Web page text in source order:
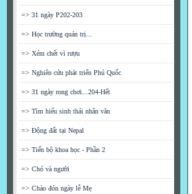
=> 31 ngày P202-203
=> Học trường quản trị...
=> Xém chết vì rượu
=> Nghiên cứu phát triển Phú Quốc
=> 31 ngày rong chơi...204-Hết
=> Tìm hiểu sinh thái nhân văn
=> Động đất tại Nepal
=> Tiến bộ khoa học - Phần 2
=> Chó và người
=> Chào đón ngày lễ Mẹ